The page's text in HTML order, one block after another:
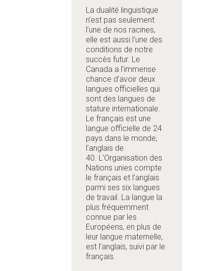
La dualité linguistique
n’est pas seulement
l’une de nos racines,
elle est aussi l’une des
conditions de notre
succès futur. Le
Canada a l’immense
chance d’avoir deux
langues officielles qui
sont des langues de
stature internationale.
Le français est une
langue officielle de 24
pays dans le monde,
l’anglais de
40. L’Organisation des
Nations unies compte
le français et l’anglais
parmi ses six langues
de travail. La langue la
plus fréquemment
connue par les
Européens, en plus de
leur langue maternelle,
est l’anglais, suivi par le
français.